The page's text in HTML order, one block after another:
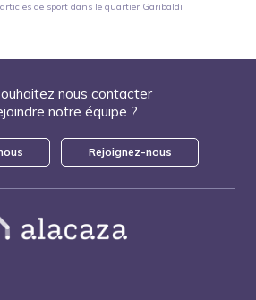
de sport dans le quartier Garibaldi
nous contacter
notre équipe ?
Rejoignez-nous